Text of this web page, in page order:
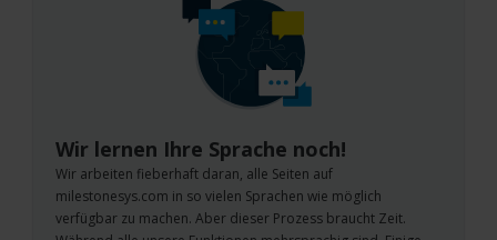
Wir lernen Ihre Sprache noch!
Wir arbeiten fieberhaft daran, alle Seiten auf
milestonesys.com in so vielen Sprachen wie möglich
verfügbar zu machen. Aber dieser Prozess braucht Zeit.